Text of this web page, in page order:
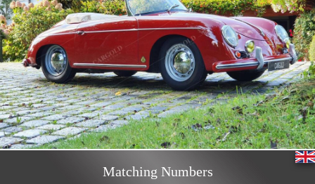
Matching Numbers